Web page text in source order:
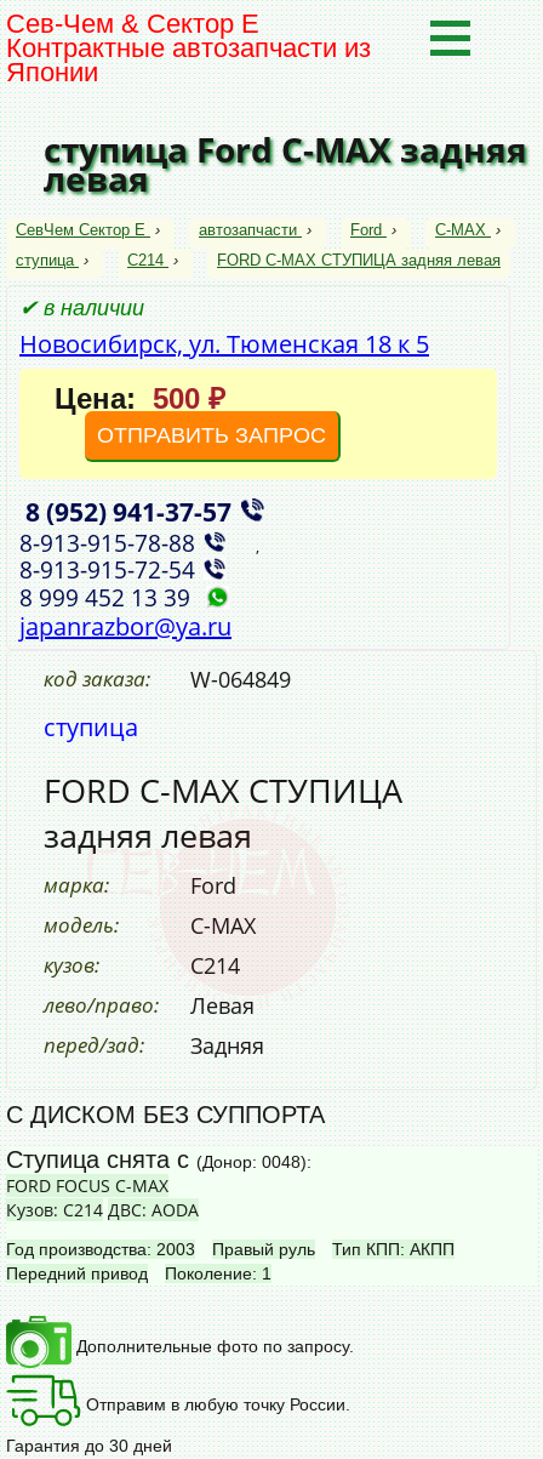
Сев-Чем & Сектор Е
Контрактные автозапчасти из
Японии
ступица Ford C-MAX задняя
левая
СевЧем Сектор Е › автозапчасти › Ford › C-MAX ›
ступица › C214 › FORD C-MAX СТУПИЦА задняя левая
✔ в наличии
Новосибирск, ул. Тюменская 18 к 5
Цена: 500 ₽
ОТПРАВИТЬ ЗАПРОС
8 (952)941‑37‑57 ,
8‑913‑915‑78‑88 ,
8‑913‑915‑72‑54
8 999 452 13 39
japanrazbor@ya.ru
код заказа: W-064849
ступица
FORD C-MAX СТУПИЦА
задняя левая
марка: Ford
модель: C-MAX
кузов: C214
лево/право: Левая
перед/зад: Задняя
С ДИСКОМ БЕЗ СУППОРТА
Ступица снята с (Донор: 0048):
FORD FOCUS C-MAX
Кузов: C214 ДВС: AODA
Год производства: 2003 Правый руль
Тип КПП: АКПП
Передний привод
Поколение: 1
Дополнительные фото по запросу.
Отправим в любую точку России.
Гарантия до 30 дней